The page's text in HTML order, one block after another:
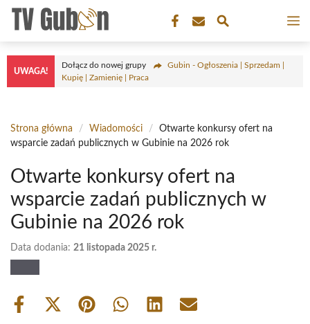
Przejdź
treści
UWAGA!
Dołącz do nowej grupy
Gubin - Ogłoszenia | Sprzedam |
Kupię | Zamienię | Praca
Strona główna / Wiadomości /
Otwarte konkursy ofert na
wsparcie zadań publicznych w Gubinie na 2026 rok
Otwarte konkursy ofert na
wsparcie zadań publicznych w
Gubinie na 2026 rok
Data dodania: 21 listopada 2025 r.
Share
Share Share Share Share Share